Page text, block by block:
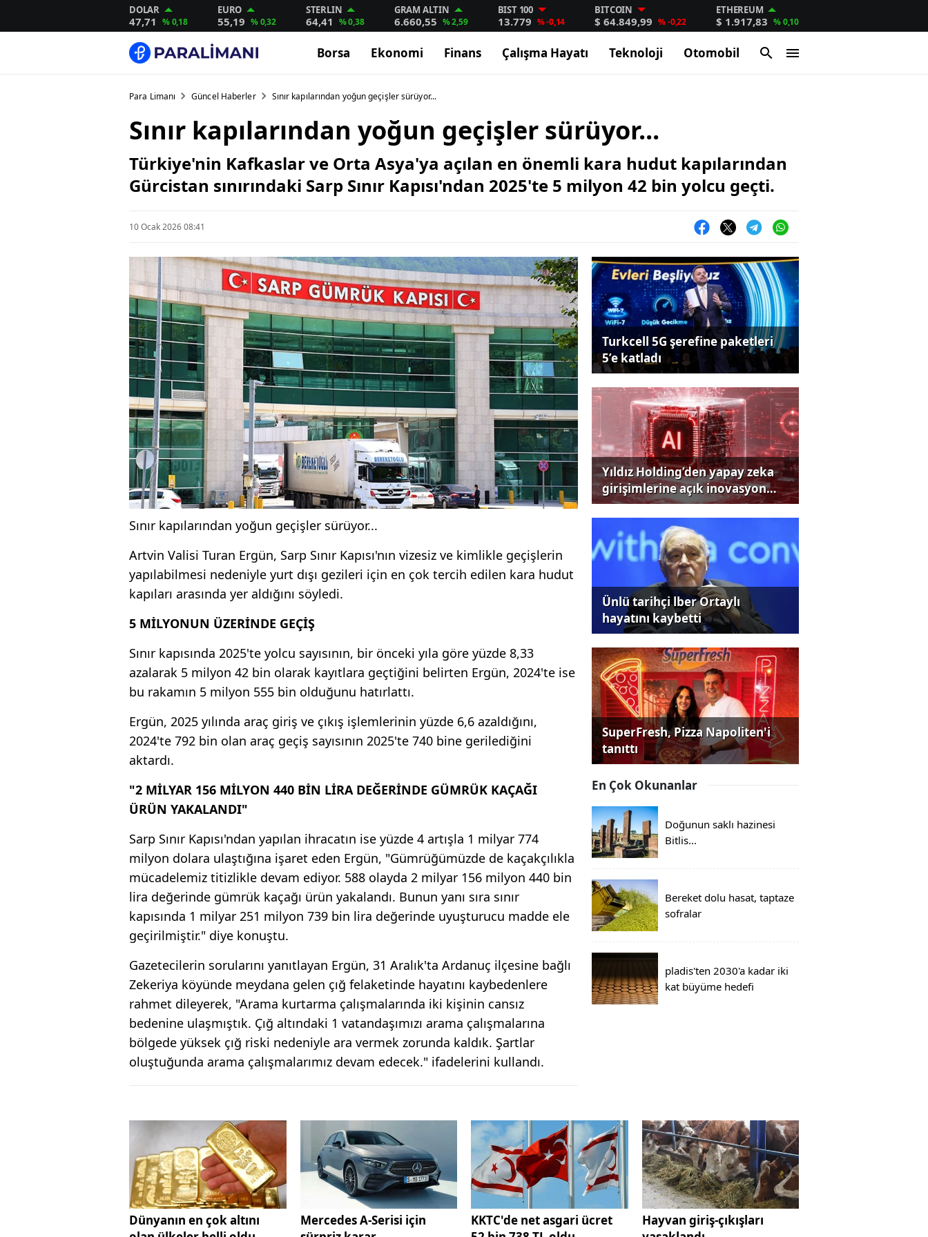
DOLAR
47,71 % 0,18
EURO
55,19 % 0,32
STERLIN
64,41 % 0,38
GRAM ALTIN
6.660,55 % 2,59
BIST 100
13.779 % -0,14
BITCOIN
$ 64.849,99 % -0,22
ETHEREUM
$ 1.917,83 % 0,10
Borsa Ekonomi Finans Çalışma Hayatı Teknoloji Otomobil
Para Limanı Güncel Haberler Sınır kapılarından yoğun geçişler sürüyor...
Sınır kapılarından yoğun geçişler sürüyor...
Türkiye'nin Kafkaslar ve Orta Asya'ya açılan en önemli kara hudut kapılarından
Gürcistan sınırındaki Sarp Sınır Kapısı'ndan 2025'te 5 milyon 42 bin yolcu geçti.
10 Ocak 2026 08:41
Sınır kapılarından yoğun geçişler sürüyor...
Artvin Valisi Turan Ergün, Sarp Sınır Kapısı'nın vizesiz ve kimlikle geçişlerin
yapılabilmesi nedeniyle yurt dışı gezileri için en çok tercih edilen kara hudut
kapıları arasında yer aldığını söyledi.
5 MİLYONUN ÜZERİNDE GEÇİŞ
Sınır kapısında 2025'te yolcu sayısının, bir önceki yıla göre yüzde 8,33
azalarak 5 milyon 42 bin olarak kayıtlara geçtiğini belirten Ergün, 2024'te ise
bu rakamın 5 milyon 555 bin olduğunu hatırlattı.
Ergün, 2025 yılında araç giriş ve çıkış işlemlerinin yüzde 6,6 azaldığını,
2024'te 792 bin olan araç geçiş sayısının 2025'te 740 bine gerilediğini
aktardı.
"2 MİLYAR 156 MİLYON 440 BİN LİRA DEĞERİNDE GÜMRÜK KAÇAĞI
ÜRÜN YAKALANDI"
Sarp Sınır Kapısı'ndan yapılan ihracatın ise yüzde 4 artışla 1 milyar 774
milyon dolara ulaştığına işaret eden Ergün, "Gümrüğümüzde de kaçakçılıkla
mücadelemiz titizlikle devam ediyor. 588 olayda 2 milyar 156 milyon 440 bin
lira değerinde gümrük kaçağı ürün yakalandı. Bunun yanı sıra sınır
kapısında 1 milyar 251 milyon 739 bin lira değerinde uyuşturucu madde ele
geçirilmiştir." diye konuştu.
Gazetecilerin sorularını yanıtlayan Ergün, 31 Aralık'ta Ardanuç ilçesine bağlı
Zekeriya köyünde meydana gelen çığ felaketinde hayatını kaybedenlere
rahmet dileyerek, "Arama kurtarma çalışmalarında iki kişinin cansız
bedenine ulaşmıştık. Çığ altındaki 1 vatandaşımızı arama çalışmalarına
bölgede yüksek çığ riski nedeniyle ara vermek zorunda kaldık. Şartlar
oluştuğunda arama çalışmalarımız devam edecek." ifadelerini kullandı.
Turkcell 5G şerefine paketleri
5’e katladı
Yıldız Holding’den yapay zeka
girişimlerine açık inovasyon
çağrısı
Ünlü tarihçi lber Ortaylı
hayatını kaybetti
SuperFresh, Pizza Napoliten'i
tanıttı
En Çok Okunanlar
Doğunun saklı hazinesi
Bitlis...
Bereket dolu hasat, taptaze
sofralar
pladis'ten 2030'a kadar iki
kat büyüme hedefi
Dünyanın en çok altını
Mercedes A-Serisi için
KKTC'de net asgari ücret
Hayvan giriş-çıkışları